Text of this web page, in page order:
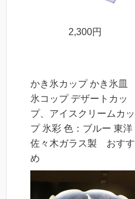
2,300円
かき氷カップ かき氷皿
氷コップ デザートカッ
プ、アイスクリームカッ
プ 氷彩 色：ブルー 東洋
佐々木ガラス製 おすす
め